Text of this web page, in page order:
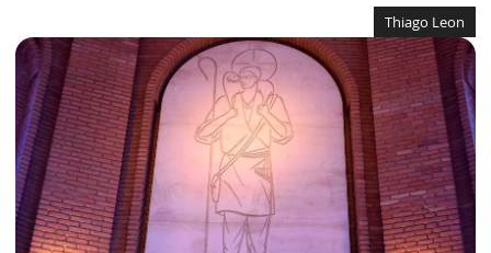
Thiago Leon